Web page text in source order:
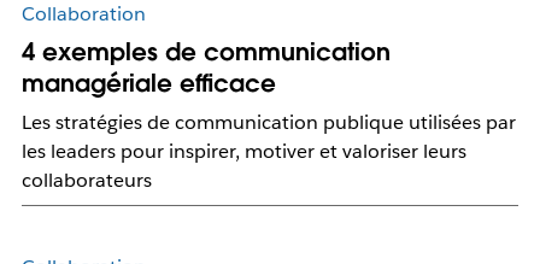
Collaboration
4 exemples de communication
managériale efficace
Les stratégies de communication publique utilisées par
les leaders pour inspirer, motiver et valoriser leurs
collaborateurs